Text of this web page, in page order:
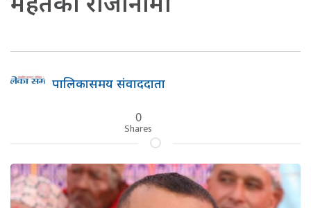
पालिकासमय संवाददाता
0
Shares